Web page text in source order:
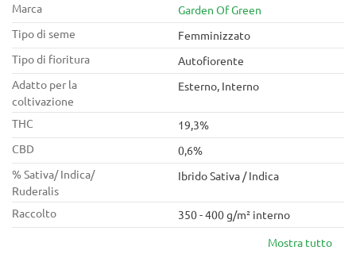
Marca
Garden Of Green
Tipo di seme
Femminizzato
Tipo di fioritura
Autofiorente
Adatto per la
coltivazione
Esterno, Interno
THC
19,3%
CBD
0,6%
% Sativa/ Indica/
Ruderalis
Ibrido Sativa / Indica
Raccolto
350 - 400 g/m² interno
Mostra tutto